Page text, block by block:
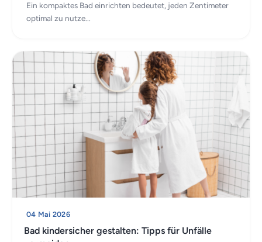
Ein kompaktes Bad einrichten bedeutet, jeden Zentimeter
optimal zu nutze...
04 Mai 2026
Bad kindersicher gestalten: Tipps für Unfälle